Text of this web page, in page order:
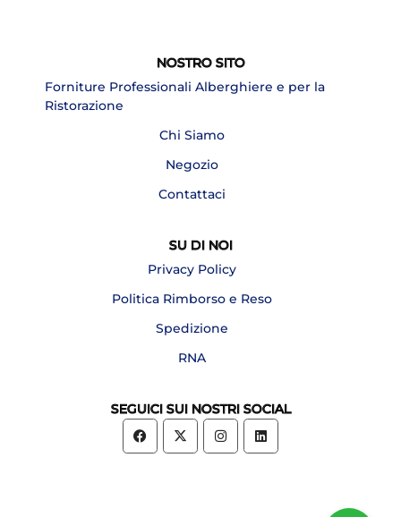
NOSTRO SITO
Forniture Professionali Alberghiere e per la
Ristorazione
Chi Siamo
Negozio
Contattaci
SU DI NOI
Privacy Policy
Politica Rimborso e Reso
Spedizione
RNA
SEGUICI SUI NOSTRI SOCIAL